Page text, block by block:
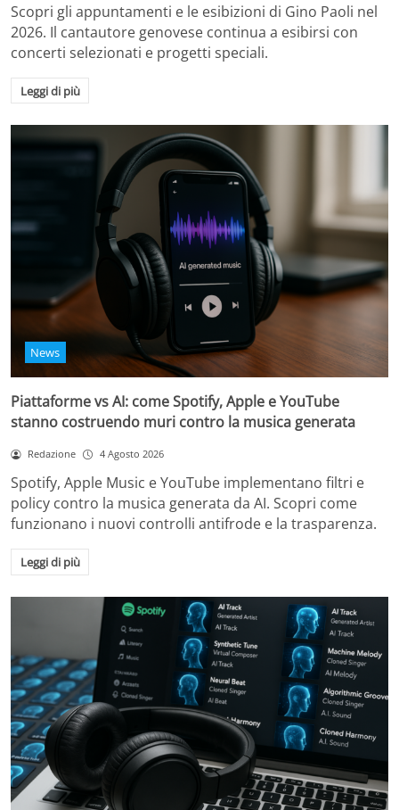
Scopri gli appuntamenti e le esibizioni di Gino Paoli nel
2026. Il cantautore genovese continua a esibirsi con
concerti selezionati e progetti speciali.
Leggi di più
News
Piattaforme vs AI: come Spotify, Apple e YouTube
stanno costruendo muri contro la musica generata
Redazione 4 Agosto 2026
Spotify, Apple Music e YouTube implementano filtri e
policy contro la musica generata da AI. Scopri come
funzionano i nuovi controlli antifrode e la trasparenza.
Leggi di più